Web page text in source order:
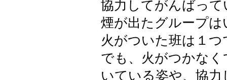
協力してがんばっ
煙が出たグループ
火がついた班は１つ
でも、火がつかな
いている姿や、協